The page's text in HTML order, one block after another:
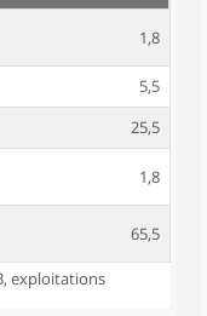
1,8
5,5
25,5
1,8
65,5
exploitations